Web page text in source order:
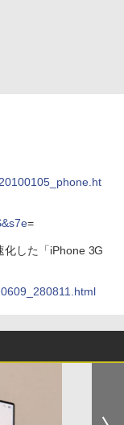
=
化した「iPhone 3G